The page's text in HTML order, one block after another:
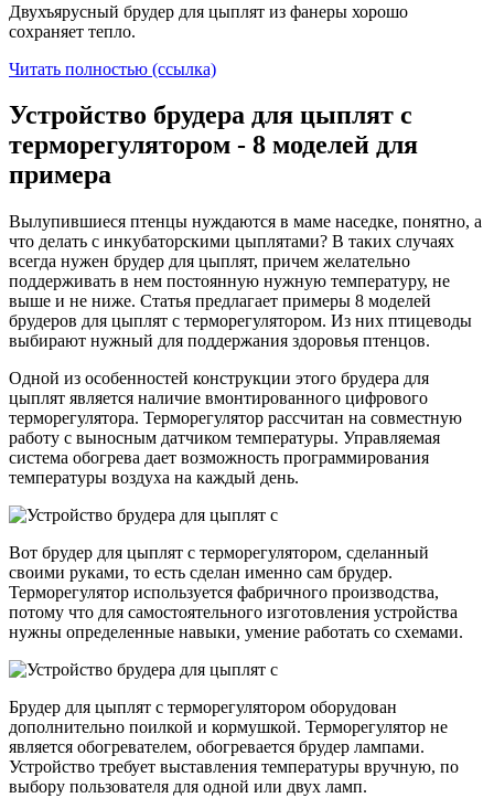
Двухъярусный брудер для цыплят из фанеры хорошо
сохраняет тепло.
Читать полностью (ссылка)
Устройство брудера для цыплят с
терморегулятором - 8 моделей для
примера
Вылупившиеся птенцы нуждаются в маме наседке, понятно, а
что делать с инкубаторскими цыплятами? В таких случаях
всегда нужен брудер для цыплят, причем желательно
поддерживать в нем постоянную нужную температуру, не
выше и не ниже. Статья предлагает примеры 8 моделей
брудеров для цыплят с терморегулятором. Из них птицеводы
выбирают нужный для поддержания здоровья птенцов.
Одной из особенностей конструкции этого брудера для
цыплят является наличие вмонтированного цифрового
терморегулятора. Терморегулятор рассчитан на совместную
работу с выносным датчиком температуры. Управляемая
система обогрева дает возможность программирования
температуры воздуха на каждый день.
Вот брудер для цыплят с терморегулятором, сделанный
своими руками, то есть сделан именно сам брудер.
Терморегулятор используется фабричного производства,
потому что для самостоятельного изготовления устройства
нужны определенные навыки, умение работать со схемами.
Брудер для цыплят с терморегулятором оборудован
дополнительно поилкой и кормушкой. Терморегулятор не
является обогревателем, обогревается брудер лампами.
Устройство требует выставления температуры вручную, по
выбору пользователя для одной или двух ламп.